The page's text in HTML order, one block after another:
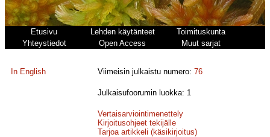
Etusivu Lehden käytänteet
Toimituskunta
Yhteystiedot
Open Access Muut sarjat
In English Viimeisin julkaistu numero:76
Julkaisufoorumin luokka: 1
Vertaisarviointimenettely
Kirjoitusohjeet tekijälle
Tarjoa artikkeli (käsikirjoitus)